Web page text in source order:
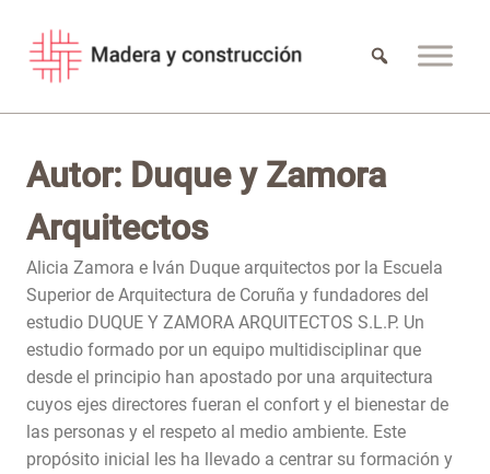
contenido
Autor: Duque y Zamora
Arquitectos
Alicia Zamora e Iván Duque arquitectos por la Escuela
Superior de Arquitectura de Coruña y fundadores del
estudio DUQUE Y ZAMORA ARQUITECTOS S.L.P. Un
estudio formado por un equipo multidisciplinar que
desde el principio han apostado por una arquitectura
cuyos ejes directores fueran el confort y el bienestar de
las personas y el respeto al medio ambiente. Este
propósito inicial les ha llevado a centrar su formación y